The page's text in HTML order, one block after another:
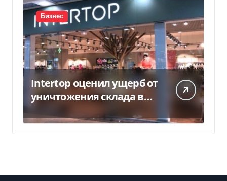
Бизнес
Intertop оценил ущерб от
уничтожения склада в
450 млн грн